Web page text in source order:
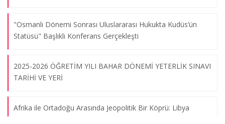
"Osmanlı Dönemi Sonrası Uluslararası Hukukta Kudüs’ün
Statüsü" Başlıklı Konferans Gerçekleşti
2025-2026 ÖĞRETİM YILI BAHAR DÖNEMİ YETERLİK SINAVI
TARİHİ VE YERİ
Afrika ile Ortadoğu Arasında Jeopolitik Bir Köprü: Libya